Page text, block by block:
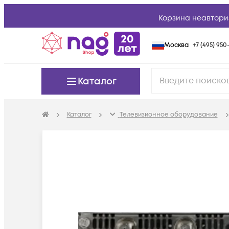
Корзина
Москва +7 (495) 950-
Каталог
Каталог Телевизионное оборудование